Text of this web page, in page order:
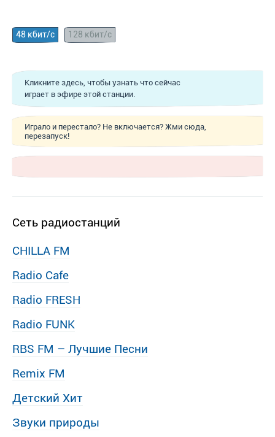
48 кбит/с 128 кбит/с
Кликните здесь, чтобы узнать что сейчас
играет в эфире этой станции.
Играло и перестало? Не включается? Жми сюда,
перезапуск!
Сеть радиостанций
CHILLA FM
Radio Cafe
Radio FRESH
Radio FUNK
RBS FM – Лучшие Песни
Remix FM
Детский Хит
Звуки природы